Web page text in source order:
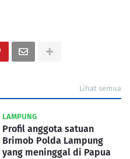
Lihat semua
LAMPUNG
Profil anggota satuan
Brimob Polda Lampung
yang meninggal di Papua